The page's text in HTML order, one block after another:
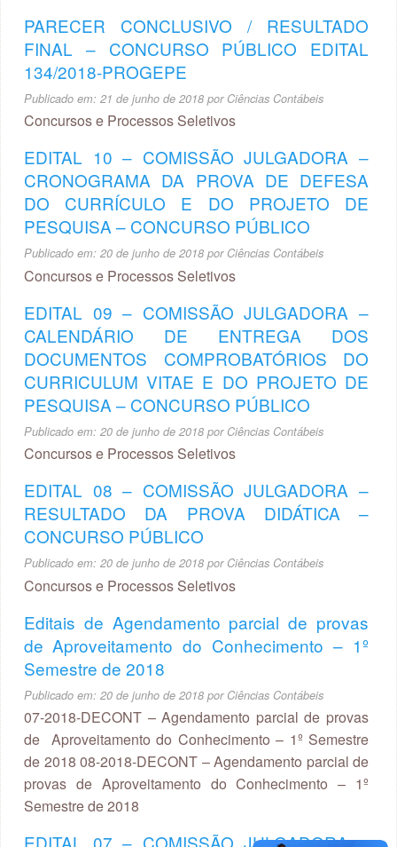
PARECER CONCLUSIVO / RESULTADO
FINAL – CONCURSO PÚBLICO EDITAL
134/2018-PROGEPE
Publicado em: 21 de junho de 2018 porCiências Contábeis
Concursos e Processos Seletivos
EDITAL 10 – COMISSÃO JULGADORA –
CRONOGRAMA DA PROVA DE DEFESA
DO CURRÍCULO E DO PROJETO DE
PESQUISA – CONCURSO PÚBLICO
Publicado em: 20 de junho de 2018 porCiências Contábeis
Concursos e Processos Seletivos
EDITAL 09 – COMISSÃO JULGADORA –
CALENDÁRIO DE ENTREGA DOS
DOCUMENTOS COMPROBATÓRIOS DO
CURRICULUM VITAE E DO PROJETO DE
PESQUISA – CONCURSO PÚBLICO
Publicado em: 20 de junho de 2018 porCiências Contábeis
Concursos e Processos Seletivos
EDITAL 08 – COMISSÃO JULGADORA –
RESULTADO DA PROVA DIDÁTICA –
CONCURSO PÚBLICO
Publicado em: 20 de junho de 2018 porCiências Contábeis
Concursos e Processos Seletivos
Editais de Agendamento parcial de provas
de Aproveitamento do Conhecimento – 1º
Semestre de 2018
Publicado em: 20 de junho de 2018 porCiências Contábeis
07-2018-DECONT – Agendamento parcial de provas
de Aproveitamento do Conhecimento – 1º Semestre
de 2018 08-2018-DECONT – Agendamento parcial de
provas de Aproveitamento do Conhecimento – 1º
Semestre de 2018